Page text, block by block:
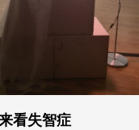
看失智症